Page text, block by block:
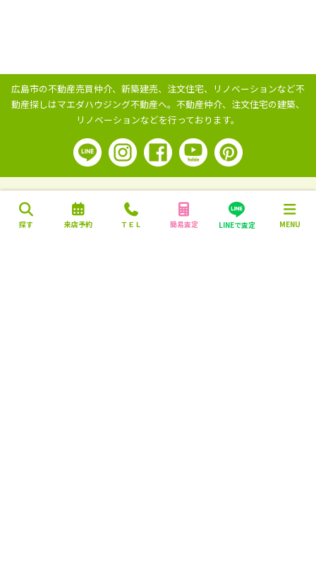
探す 来店予約 ＴＥＬ 簡易査定 LINEで査定 MENU
広島市の不動産売買仲介、新築建売、注文住宅、リノベーションなど不
動産探しはマエダハウジング不動産へ。 不動産仲介、注文住宅の建築、
リノベーションなどを行っております。